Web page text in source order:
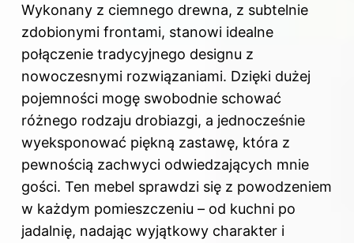
Wykonany z ciemnego drewna, z subtelnie
zdobionymi frontami, stanowi idealne
połączenie tradycyjnego designu z
nowoczesnymi rozwiązaniami. Dzięki dużej
pojemności mogę swobodnie schować
różnego rodzaju drobiazgi, a jednocześnie
wyeksponować piękną zastawę, która z
pewnością zachwyci odwiedzających mnie
gości. Ten mebel sprawdzi się z powodzeniem
w każdym pomieszczeniu – od kuchni po
jadalnię, nadając wyjątkowy charakter i